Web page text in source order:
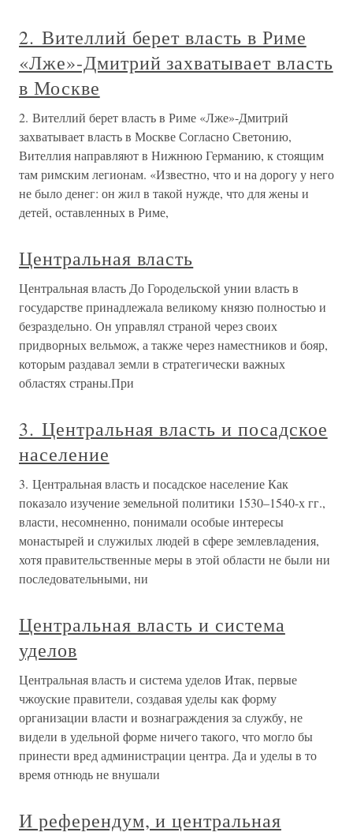
2. Вителлий берет власть в Риме
«Лже»-Дмитрий захватывает власть
в Москве
2. Вителлий берет власть в Риме «Лже»-Дмитрий
захватывает власть в Москве Согласно Светонию,
Вителлия направляют в Нижнюю Германию, к стоящим
там римским легионам. «Известно, что и на дорогу у него
не было денег: он жил в такой нужде, что для жены и
детей, оставленных в Риме,
Центральная власть
Центральная власть До Городельской унии власть в
государстве принадлежала великому князю полностью и
безраздельно. Он управлял страной через своих
придворных вельмож, а также через наместников и бояр,
которым раздавал земли в стратегически важных
областях страны.При
3. Центральная власть и посадское
население
3. Центральная власть и посадское население Как
показало изучение земельной политики 1530–1540-х гг.,
власти, несомненно, понимали особые интересы
монастырей и служилых людей в сфере землевладения,
хотя правительственные меры в этой области не были ни
последовательными, ни
Центральная власть и система
уделов
Центральная власть и система уделов Итак, первые
чжоуские правители, создавая уделы как форму
организации власти и вознаграждения за службу, не
видели в удельной форме ничего такого, что могло бы
принести вред администрации центра. Да и уделы в то
время отнюдь не внушали
И референдум, и центральная